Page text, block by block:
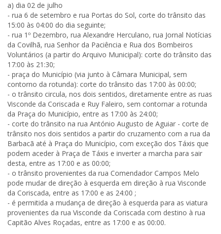
a) dia 02 de julho
- rua 6 de setembro e rua Portas do Sol, corte do trânsito das
15:00 às 04:00 do dia seguinte;
- rua 1º Dezembro, rua Alexandre Herculano, rua Jornal Notícias
da Covilhã, rua Senhor da Paciência e Rua dos Bombeiros
Voluntários (a partir do Arquivo Municipal): corte do trânsito das
17:00 às 21:30;
- praça do Município (via junto à Câmara Municipal, sem
contorno da rotunda): corte do trânsito das 17:00 às 00:00;
- o trânsito circula, nos dois sentidos, diretamente entre as ruas
Visconde da Coriscada e Ruy Faleiro, sem contornar a rotunda
da Praça do Município, entre as 17:00 às 24:00;
- corte do trânsito na rua António Augusto de Aguiar - corte de
trânsito nos dois sentidos a partir do cruzamento com a rua da
Barbacã até à Praça do Município, com exceção dos Táxis que
podem aceder à Praça de Táxis e inverter a marcha para sair
desta, entre as 17:00 e as 00:00;
- o trânsito provenientes da rua Comendador Campos Melo
pode mudar de direção à esquerda em direção à rua Visconde
da Coriscada, entre as 17:00 e as 24:00 ;
- é permitida a mudança de direção à esquerda para as viatura
provenientes da rua Visconde da Coriscada com destino à rua
Capitão Alves Roçadas, entre as 17:00 e as 00:00.